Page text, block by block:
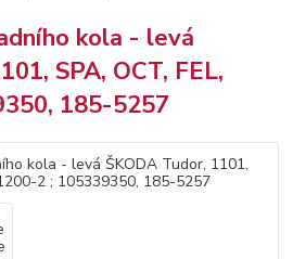
kola - levá
SPA, OCT, FEL,
185-5257